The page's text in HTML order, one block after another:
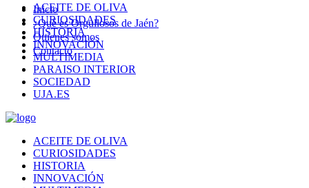
Inicio
¿Qué es Orgullosos de Jaén?
Quienes somos
Contacto
ACEITE DE OLIVA
CURIOSIDADES
HISTORIA
INNOVACIÓN
MULTIMEDIA
PARAISO INTERIOR
SOCIEDAD
UJA.ES
ACEITE DE OLIVA
CURIOSIDADES
HISTORIA
INNOVACIÓN